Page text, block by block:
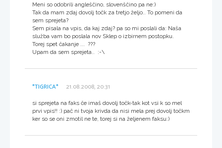
Meni so odobrili angleščino, slovenščino pa ne:)
Tak da mam zdaj dovolj točk za tretjo željo.. To pomeni da
sem sprejeta?
Sem pisala na vpis, da kaj zdaj? pa so mi poslali da: Naša
služba vam bo poslala nov Sklep o izbirnem postopku.
Torej spet čakanje ... ???
Upam da sem sprejeta.. :-\
*TIGRICA* 21.08.2008, 20:31
si sprejeta na faks če imaš dovolj točk-tak kot vsi k so mel
prvi vpis!! :) pač ni tvoja krivda da nisi mela prej dovolj točkm
ker so se oni zmotil ne te, torej si na željenem faksu:)